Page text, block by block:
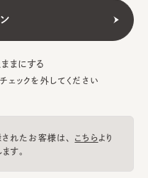
まにする
ックを外してください
れたお客様は、 こちらより
す。